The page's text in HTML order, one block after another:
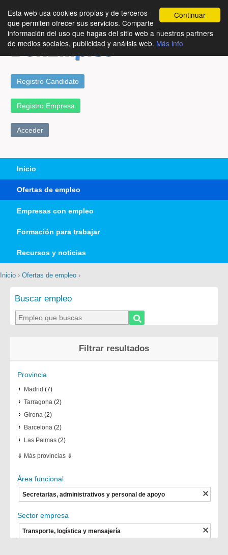
Continuar
Esta web usa cookies propias y de terceros
que permiten ofrecer sus servicios. Comparte
información del uso que hagas del sitio web a nuestros partners
de medios sociales, publicidad y análisis web. Más info
Registro Candidato
Registro Empresa
Acceder
Inicio
Ofertas de empleo
Empresas con empleo
Formación para trabajar
Recursos y noticias
Inicio › Ofertas de empleo ›
Buscar empleo
Filtrar resultados
Provincia
Madrid (7)
Tarragona(2)
Girona(2)
Barcelona(2)
Las Palmas(2)
⇓ Más provincias ⇓
Área funcional
Secretarias, administrativos y personal de apoyo
Sector empresa
Transporte, logística y mensajería